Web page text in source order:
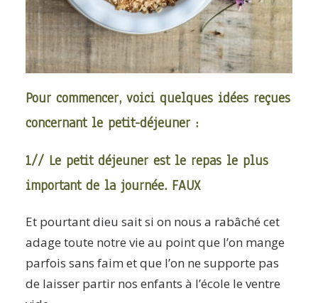
Pour commencer, voici quelques idées reçues
concernant le petit-déjeuner :
1// Le petit déjeuner est le repas le plus
important de la journée. FAUX
Et pourtant dieu sait si on nous a rabâché cet
adage toute notre vie au point que l’on mange
parfois sans faim et que l’on ne supporte pas
de laisser partir nos enfants à l’école le ventre